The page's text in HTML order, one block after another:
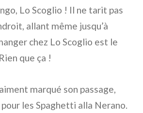
Lo Scoglio ! Il ne tarit pas
allant même jusqu’à
chez Lo Scoglio est le
que ça !
marqué son passage,
pour les Spaghetti alla Nerano.